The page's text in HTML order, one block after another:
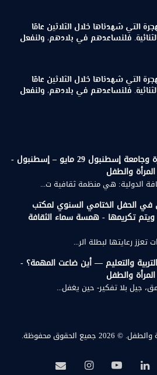
التي شهدناها خلال الثلاثين عامًا
فلنساعدهم في بلادهم، ولنفعل
التي شهدناها خلال الثلاثين عامًا
فلنساعدهم في بلادهم، ولنفعل
زيارة علمية إلى جامعة مرمرة وجامعة إسطنبول 29 مايو – إسطنبول -
والطفل
الدولية: هي منظمة ثقافية ت...
الحفل الختامي السنوي لمكتب
تكريمها - همسة سماء الثقافة
تعزز رعايتها لبطلة الر...
والتعليم — أين ضاعت المهمة؟ -
والطفل
جيل بلا تفكير- حين يغفل...
والطفل. © 2026 جميع الحقوق محفوظة.
لينكدإن‫YouTubeانستقرامبريد